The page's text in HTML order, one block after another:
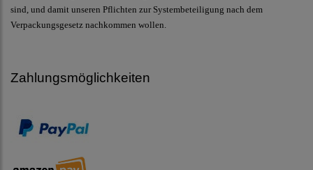
sind, und damit unseren Pflichten zur Systembeteiligung nach dem
Verpackungsgesetz nachkommen wollen.
Zahlungsmöglichkeiten